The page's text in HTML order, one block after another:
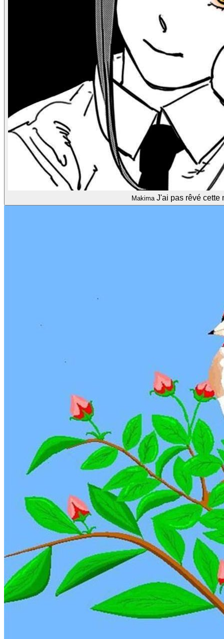
Makima J'ai pas rêvé cette